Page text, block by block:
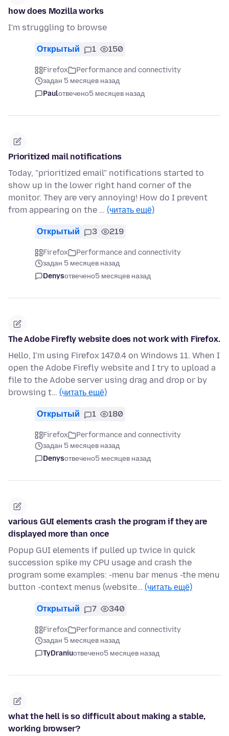
how does Mozilla works
I'm struggling to browse
Открытый 1 150
Firefox
Performance and connectivity
задан 5 месяцев назад
Paulотвечено5 месяцев назад
Prioritized mail notifications
Today, "prioritized email" notifications started to
show up in the lower right hand corner of the
monitor. They are very annoying! How do I prevent
from appearing on the … (читать ещё)
Открытый 3 219
Firefox
Performance and connectivity
задан 5 месяцев назад
Denysотвечено5 месяцев назад
The Adobe Firefly website does not work with Firefox.
Hello, I'm using Firefox 147.0.4 on Windows 11. When I
open the Adobe Firefly website and I try to upload a
file to the Adobe server using drag and drop or by
browsing t… (читать ещё)
Открытый 1 180
Firefox
Performance and connectivity
задан 5 месяцев назад
Denysотвечено5 месяцев назад
various GUI elements crash the program if they are
displayed more than once
Popup GUI elements if pulled up twice in quick
succession spike my CPU usage and crash the
program some examples: -menu bar menus -the menu
button -context menus (website… (читать ещё)
Открытый 7 340
Firefox
Performance and connectivity
задан 5 месяцев назад
TyDraniuотвечено5 месяцев назад
what the hell is so difficult about making a stable,
working browser?